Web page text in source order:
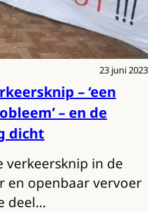
23 juni 2023
– ‘een
– en de
dicht
in de
en openbaar vervoer
deel…